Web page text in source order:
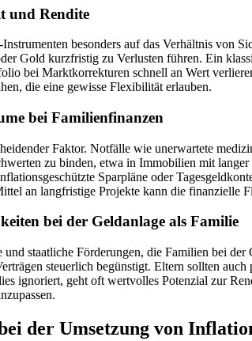
und Rendite
-Instrumenten besonders auf das Verhältnis von
Gold kurzfristig zu Verlusten führen. Ein
bei Marktkorrekturen schnell an Wert
die eine gewisse Flexibilität erlauben.
bei Familienfinanzen
Faktor. Notfälle wie unerwartete
zu binden, etwa in Immobilien mit
Sparpläne oder
an langfristige Projekte kann die finanzielle
bei der Geldanlage als Familie
staatliche Förderungen, die Familien bei
steuerlich begünstigt. Eltern sollten
ignoriert, geht oft wertvolles Potenzial zur
der Umsetzung von